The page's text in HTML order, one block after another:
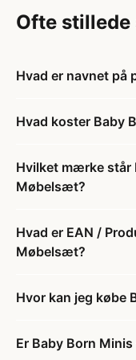
Ofte stillede
Hvad er navnet på
Hvad koster Baby
Hvilket mærke står
Møbelsæt?
Hvad er EAN /
Møbelsæt?
Hvor kan jeg købe
Er Baby Born